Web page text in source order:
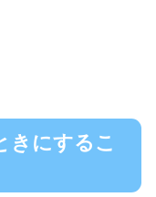
きにするこ